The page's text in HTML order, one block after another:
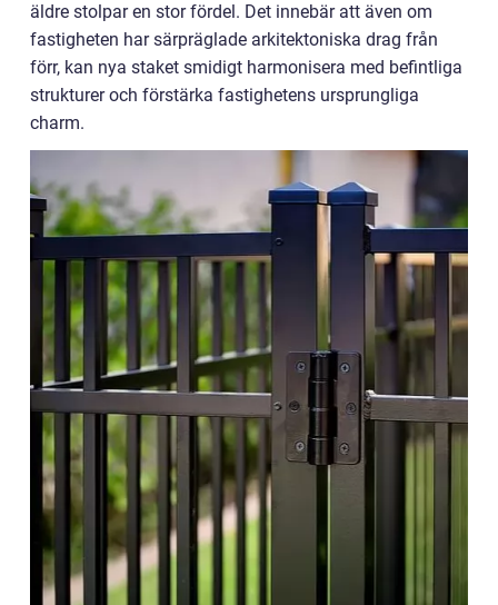
äldre stolpar en stor fördel. Det innebär att även om
fastigheten har särpräglade arkitektoniska drag från
förr, kan nya staket smidigt harmonisera med befintliga
strukturer och förstärka fastighetens ursprungliga
charm.